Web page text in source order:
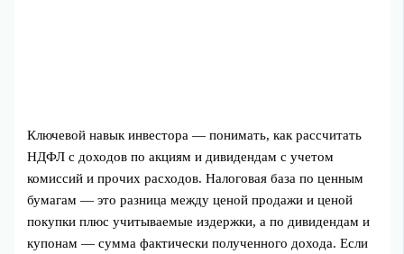
Ключевой навык инвестора — понимать, как рассчитать
НДФЛ с доходов по акциям и дивидендам с учетом
комиссий и прочих расходов. Налоговая база по ценным
бумагам — это разница между ценой продажи и ценой
покупки плюс учитываемые издержки, а по дивидендам и
купонам — сумма фактически полученного дохода. Если